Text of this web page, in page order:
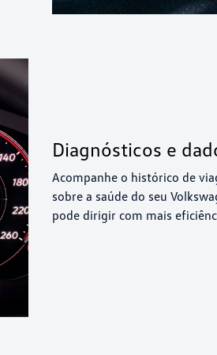
Diagnósticos e
Acompanhe o histórico de
sobre a saúde do seu
pode dirigir com mais